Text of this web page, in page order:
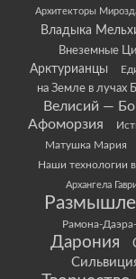
Архитекторы
Владыка
Внеземные
Арктурианцы
на Земле в лучах
Велисий —
Афоморзия
Матушка Мария
Наши технологии
Архангела
Рамона-
Дарония